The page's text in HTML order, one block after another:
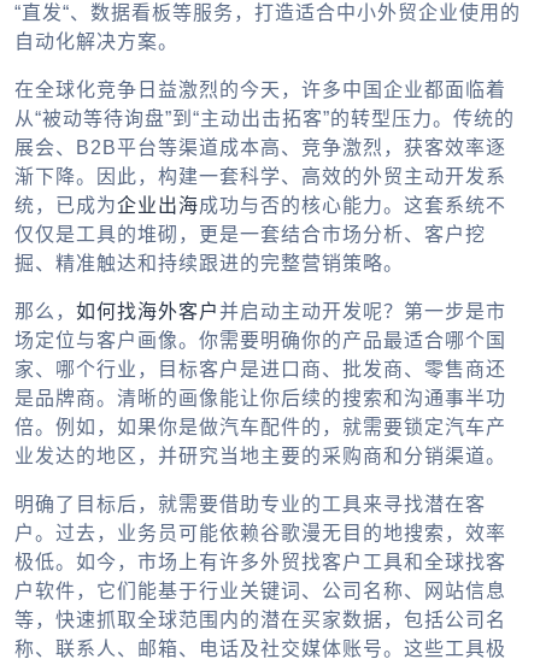
“直发“、数据看板等服务，打造适合中小外贸企业使用的
自动化解决方案。
在全球化竞争日益激烈的今天，许多中国企业都面临着
从“被动等待询盘”到“主动出击拓客”的转型压力。传统的
展会、B2B平台等渠道成本高、竞争激烈，获客效率逐
渐下降。因此，构建一套科学、高效的外贸主动开发系
统 ，已成为企业出海成功与否的核心能力。这套系统不
仅仅是工具的堆砌，更是一套结合市场分析、客户挖
掘、精准触达和持续跟进的完整营销策略。
那么， 如何找海外客户并启动主动开发呢？第一步是市
场定位与客户画像。你需要明确你的产品最适合哪个国
家、哪个行业，目标客户是进口商、批发商、零售商还
是品牌商。清晰的画像能让你后续的搜索和沟通事半功
倍。例如，如果你是做汽车配件的，就需要锁定汽车产
业发达的地区，并研究当地主要的采购商和分销渠道。
明确了目标后，就需要借助专业的工具来寻找潜在客
户。过去，业务员可能依赖谷歌漫无目的地搜索，效率
极低。如今，市场上有许多外贸找客户工具和全球找客
户软件 ，它们能基于行业关键词、公司名称、网站信息
等，快速抓取全球范围内的潜在买家数据，包括公司名
称、联系人、邮箱、电话及社交媒体账号。这些工具极